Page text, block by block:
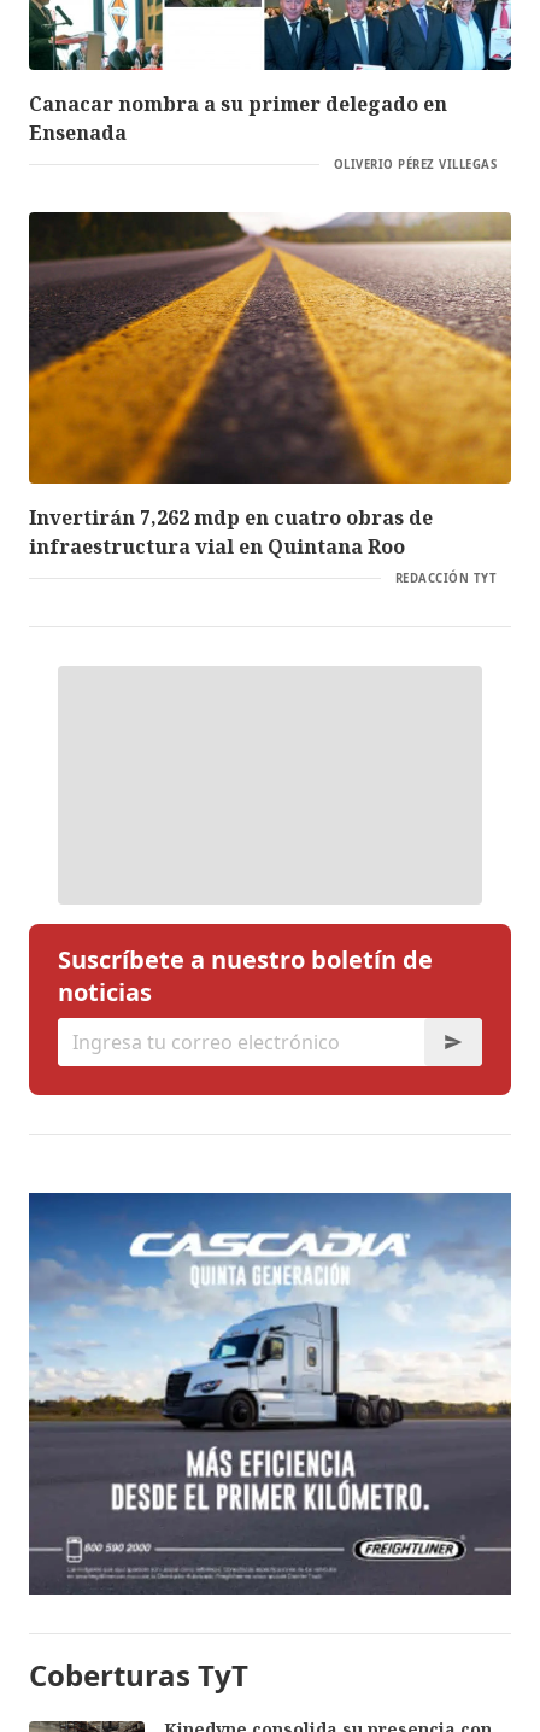
Canacar nombra a su primer delegado en
Ensenada
OLIVERIO PÉREZ VILLEGAS
Invertirán 7,262 mdp en cuatro obras de
infraestructura vial en Quintana Roo
REDACCIÓN TYT
Suscríbete a nuestro boletín de
noticias
Coberturas TyT